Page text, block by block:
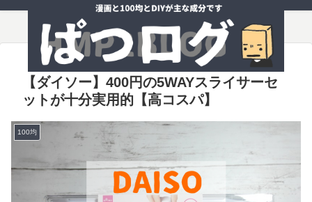
【ダイソー】400円の5WAYスライサーセ
ットが十分実用的【高コスパ】
100均